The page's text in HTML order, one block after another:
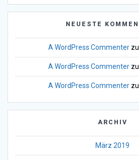
NEUESTE
A WordPress Commenter zu
A WordPress Commenter zu
A WordPress Commenter zu
ARCHIV
März 2019